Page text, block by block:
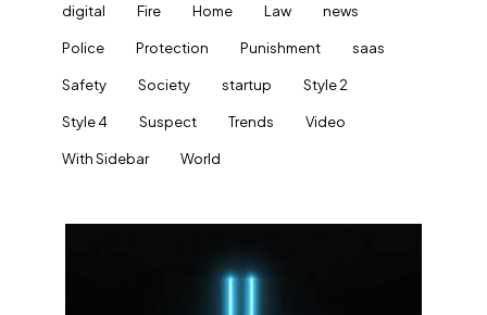
digital Fire Home Law news
Police Protection Punishment saas
Safety Society startup Style 2
Style 4 Suspect Trends Video
With Sidebar World